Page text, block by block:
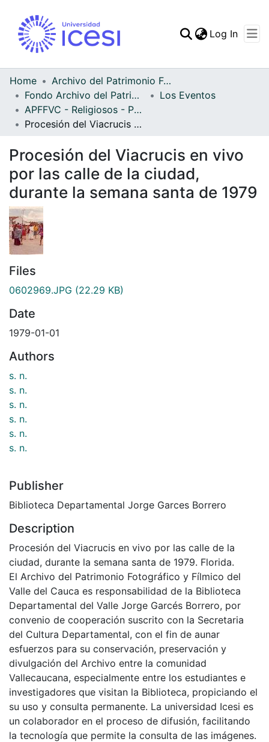
Statistics
Log In
Home
Archivo del Patrimonio Fotográfico y Fílmico del Valle del Cauca
Fondo Archivo del Patrimonio Fotográfico y Fílmico del Valle del Cauca
Los Eventos
APFFVC - Religiosos - Patrimonial
Procesión del Viacrucis en vivo por las calle de la ciudad, durante la semana santa de 1979
Procesión del Viacrucis en vivo
por las calle de la ciudad,
durante la semana santa de 1979
Files
0602969.JPG (22.29 KB)
Date
1979-01-01
Authors
s. n.
s. n.
s. n.
s. n.
s. n.
s. n.
Publisher
Biblioteca Departamental Jorge Garces Borrero
Description
Procesión del Viacrucis en vivo por las calle de la
ciudad, durante la semana santa de 1979. Florida.
El Archivo del Patrimonio Fotográfico y Fílmico del
Valle del Cauca es responsabilidad de la Biblioteca
Departamental del Valle Jorge Garcés Borrero, por
convenio de cooperación suscrito con la Secretaria
del Cultura Departamental, con el fin de aunar
esfuerzos para su conservación, preservación y
divulgación del Archivo entre la comunidad
Vallecaucana, especialmente entre los estudiantes e
investigadores que visitan la Biblioteca, propiciando el
su uso y consulta permanente. La universidad Icesi es
un colaborador en el proceso de difusión, facilitando
la tecnología que permite la consulta de las imágenes.